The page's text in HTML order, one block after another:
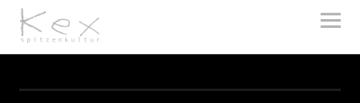
kex spitzenkultur